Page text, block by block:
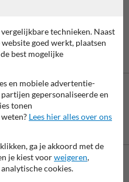
Betaling achteraf
productspecialist Igor!
technieken. Naast
goed werkt, plaatsen
best mogelijke
en mobiele advertentie-
gepersonaliseerde en
tonen
Lees hier alles over ons
ga je akkoord met de
je kiest voorweigeren,
cookies.